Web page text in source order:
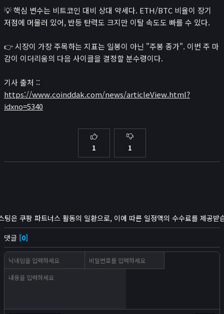
💡 핵심 변수는 비트코인 대비 상대 약세다. ETH/BTC 비율이 장기
저점에 머물러 있어, 반등 탄력도 크지만 이탈 속도도 빠를 수 있다.
👉 시장이 가장 주목하는 지표는 일봉이 아닌 "주봉 종가". 이번 주 마
감이 이더리움의 다음 사이클을 결정할 분수령이다.
기사 출처 ::
https://www.coinddak.com/news/articleView.html?
idxno=5340
1 1
팅은 쿠팡 파트너스 활동의 일환으로, 이에 따른 일정액의 수수료를 제공받
댓글 [0]